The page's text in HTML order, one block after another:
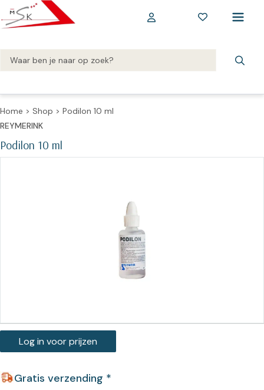
Home > Shop > Podilon 10 ml
Podilon 10 ml
REYMERINK
Log in voor prijzen
Gratis verzending *